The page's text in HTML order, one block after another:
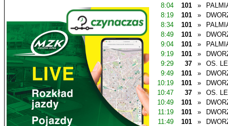
8:04
101 »
8:19
101 »
8:34
101 »
8:49
101 »
9:04
101 »
9:19
101 »
9:29
37 »
OS.
9:49
101 »
10:19
101 »
10:47
37 »
OS.
10:49
101 »
11:19
101 »
11:49
101 »